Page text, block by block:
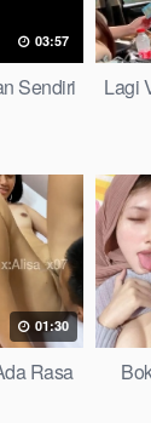
03:57
Sendiri
Lagi
01:30
Rasa